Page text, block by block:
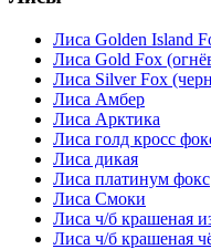
Лиса Golden Island
Лиса Gold Fox
Лиса Silver Fox
Лиса Амбер
Лиса Арктика
Лиса голд кросс
Лиса дикая
Лиса платинум фокс
Лиса Смоки
Лиса ч/б крашеная
Лиса ч/б крашеная